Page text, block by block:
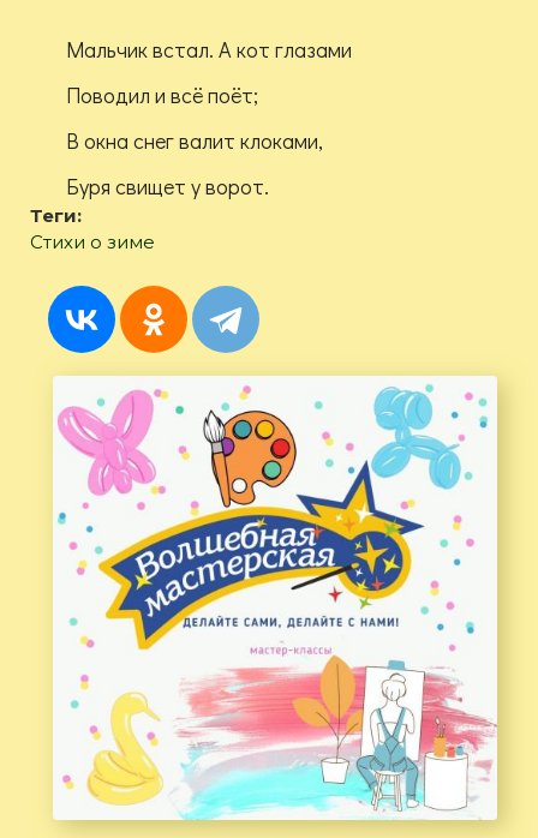
Мальчик встал. А кот глазами
Поводил и всё поёт;
В окна снег валит клоками,
Буря свищет у ворот.
Теги:
Стихи о зиме